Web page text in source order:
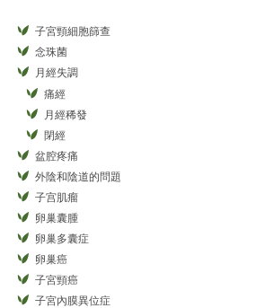
子宮頸細胞篩查
念珠菌
月經失調
痛經
月經稀發
閉經
盆腔疼痛
外陰和陰道的問題
子宫肌瘤
卵巢囊腫
卵巢多囊症
卵巢癌
子宮頸癌
子宮內膜異位症